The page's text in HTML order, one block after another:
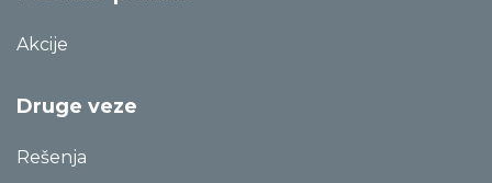
Akcije
Druge veze
Rešenja